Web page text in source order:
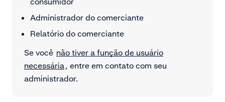
Administrador do comerciante
Relatório do comerciante
Se você não tiver a função de usuário
necessária, entre em contato com seu
administrador.